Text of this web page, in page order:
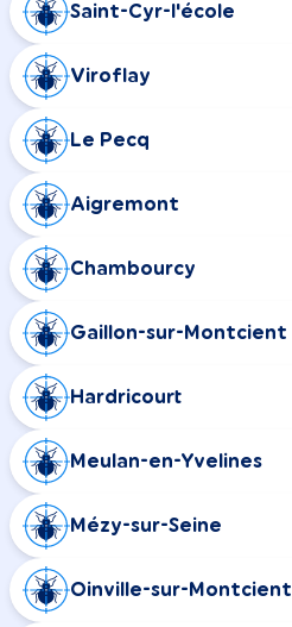
Saint-Cyr-l'école
Viroflay
Le Pecq
Aigremont
Chambourcy
Gaillon-sur-Montcient
Hardricourt
Meulan-en-Yvelines
Mézy-sur-Seine
Oinville-sur-Montcient